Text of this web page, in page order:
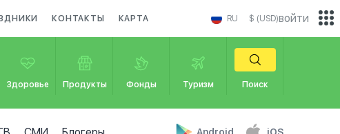
КОНТАКТЫ КАРТА RU $ (USD)
Здоровье Продукты Фонды Туризм Поиск
войти